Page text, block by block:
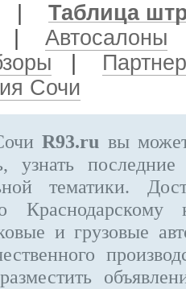
Таблица
Автосалоны
Сочи
R93.ru вы
узнать
тематики.
и грузовые
разместить